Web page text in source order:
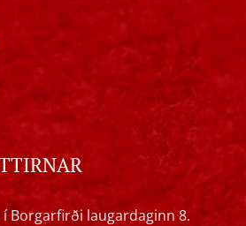
Borgarfirði laugardaginn 8.